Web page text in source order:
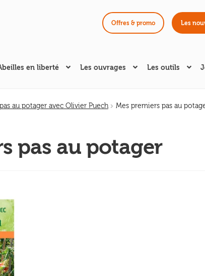
Offres & promo Les
en liberté Les ouvrages Les outils
au potager avec Olivier Puech Mes premiers pas au
pas au potager